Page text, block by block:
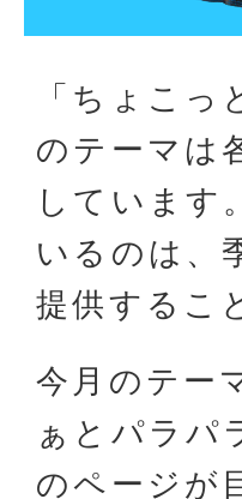
「ちょこ
のテーマは
しています
いるのは、
提供するこ
今月のテー
ぁとパラパ
のページが